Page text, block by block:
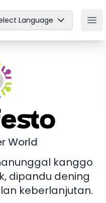
Language
World
kanggo
dipandu dening
keberlanjutan.